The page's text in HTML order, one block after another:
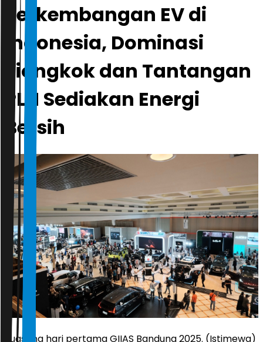
Perkembangan EV di
Indonesia, Dominasi
Tiongkok dan Tantangan
PLN Sediakan Energi
Bersih
Suasana hari pertama GIIAS Bandung 2025. (Istimewa)